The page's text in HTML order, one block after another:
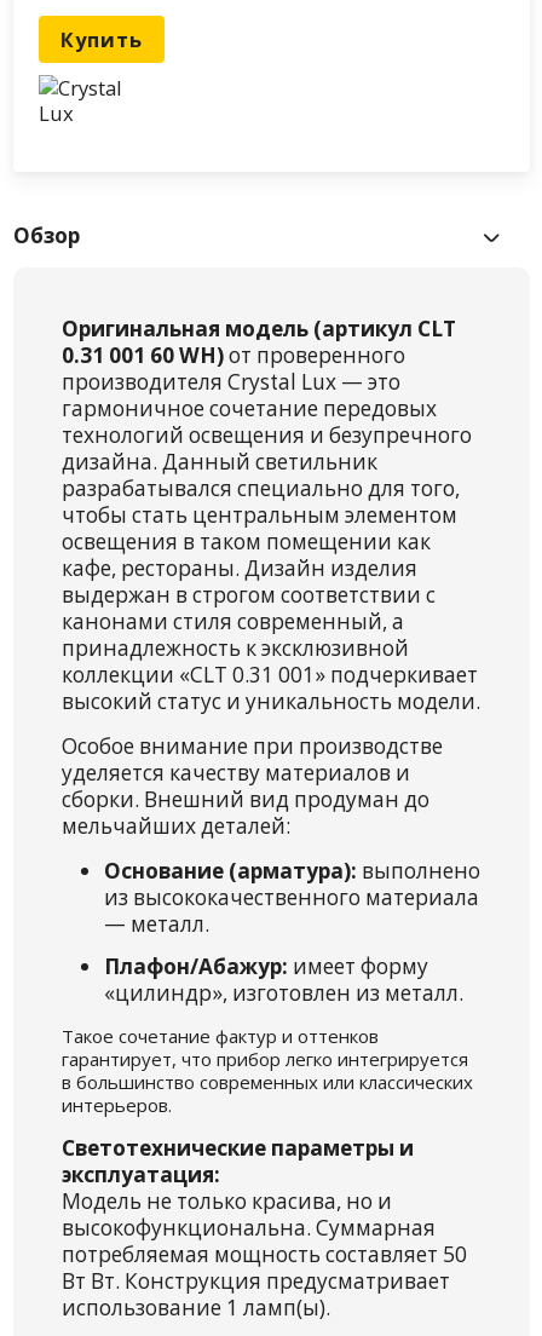
Купить
Обзор
Оригинальная модель (артикул CLT
0.31 001 60 WH)от проверенного
производителя Crystal Lux — это
гармоничное сочетание передовых
технологий освещения и безупречного
дизайна. Данный светильник
разрабатывался специально для того,
чтобы стать центральным элементом
освещения в таком помещении как
кафе, рестораны. Дизайн изделия
выдержан в строгом соответствии с
канонами стиля современный, а
принадлежность к эксклюзивной
коллекции «CLT 0.31 001» подчеркивает
высокий статус и уникальность модели.
Особое внимание при производстве
уделяется качеству материалов и
сборки. Внешний вид продуман до
мельчайших деталей:
Основание (арматура): выполнено
из высококачественного материала
— металл.
Плафон/Абажур: имеет форму
«цилиндр», изготовлен из металл.
Такое сочетание фактур и оттенков
гарантирует, что прибор легко интегрируется
в большинство современных или классических
интерьеров.
Светотехнические параметры и
эксплуатация:
Модель не только красива, но и
высокофункциональна. Суммарная
потребляемая мощность составляет 50
Вт Вт. Конструкция предусматривает
использование 1 ламп(ы).